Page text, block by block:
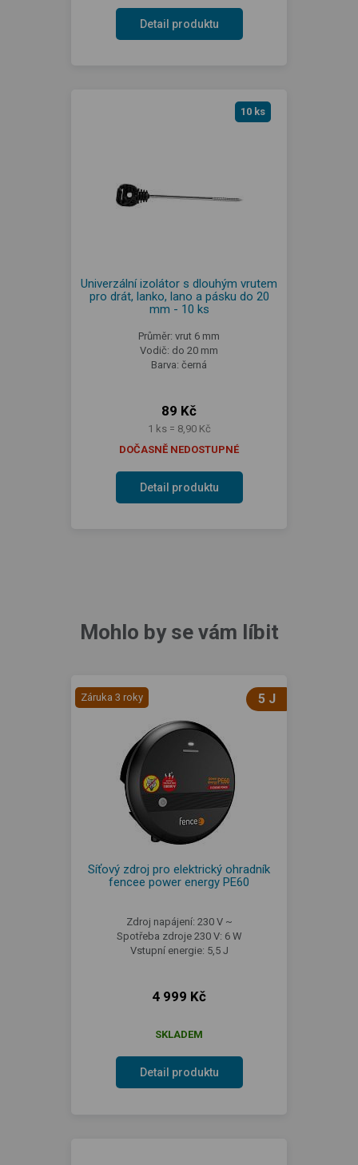
Detail produktu
10 ks
Univerzální izolátor s dlouhým vrutem
pro drát, lanko, lano a pásku do 20
mm - 10 ks
Průměr: vrut 6 mm
Vodič: do 20 mm
Barva: černá
89 Kč
1 ks = 8,90 Kč
DOČASNĚ NEDOSTUPNÉ
Detail produktu
Mohlo by se vám líbit
Záruka 3 roky 5 J
Síťový zdroj pro elektrický ohradník
fencee power energy PE60
Zdroj napájení: 230 V ~
Spotřeba zdroje 230 V: 6 W
Vstupní energie: 5,5 J
4 999 Kč
SKLADEM
Detail produktu